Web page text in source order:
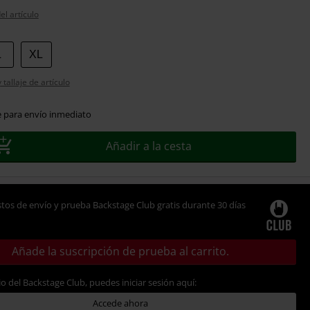
artículo
XL
tallaje de artículo
para envío inmediato
Añadir a la cesta
de envío y prueba Backstage Club gratis durante 30 días
Añade la suscripción de prueba al carrito.
del Backstage Club, puedes iniciar sesión aquí:
Accede ahora